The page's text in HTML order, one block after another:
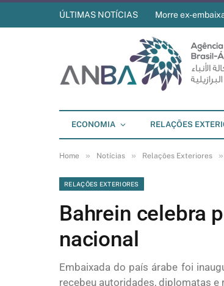
ÚLTIMAS NOTÍCIAS Morre ex-
ECONOMIA RELAÇÕES
Home » Notícias » Relações Exteriores »
RELAÇÕES EXTERIORES
Bahrein celebra
nacional
Embaixada do país árabe foi
recebeu autoridades, diplomatas